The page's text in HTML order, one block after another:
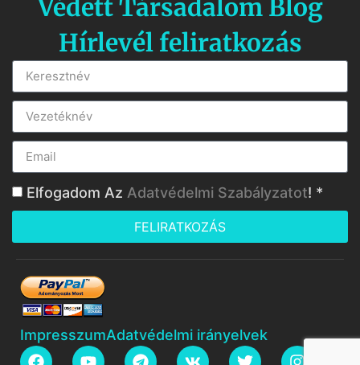
Védett Társadalom Blog
Hírlevél feliratkozás
Elfogadom Az Adatvédelmi Szabályzatot! *
FELIRATKOZÁS
ImpresszumAdatvédelmi irányelvek